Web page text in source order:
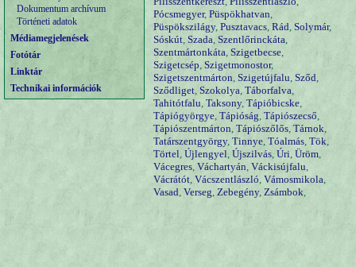
Dokumentum archívum
Történeti adatok
Médiamegjelenések
Fotótár
Linktár
Technikai információk
Pócsmegyer, Püspökhatvan,
Püspökszilágy, Pusztavacs, Rád, Solymár,
Sóskút, Szada, Szentlőrinckáta,
Szentmártonkáta, Szigetbecse,
Szigetcsép, Szigetmonostor,
Szigetszentmárton, Szigetújfalu, Sződ,
Sződliget, Szokolya, Táborfalva,
Tahitótfalu, Taksony, Tápióbicske,
Tápiógyörgye, Tápióság, Tápiószecső,
Tápiószentmárton, Tápiószőlős, Tárnok,
Tatárszentgyörgy, Tinnye, Tóalmás, Tök,
Törtel, Újlengyel, Újszilvás, Úri, Üröm,
Vácegres, Váchartyán, Váckisújfalu,
Vácrátót, Vácszentlászló, Vámosmikola,
Vasad, Verseg, Zebegény, Zsámbok,